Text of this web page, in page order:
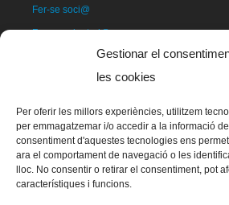
Gestionar el
les cookies
Per oferir les millors experiències, utilitzem
per emmagatzemar i/o accedir a la informació
consentiment d'aquestes tecnologies ens
ara el comportament de navegació o les
lloc. No consentir o retirar el consentiment, pot
característiques i funcions.
Fer-se soci@
Fer-se voluntari@